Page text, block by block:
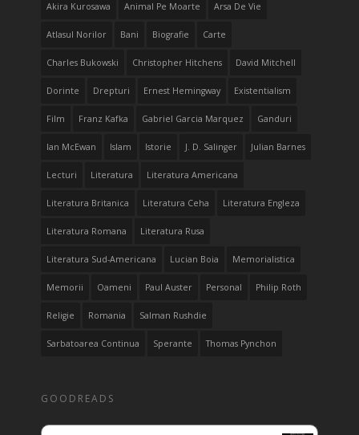
Akira Kurosawa Animal Pe Moarte Arsa De Vie
Atlasul Norilor Bani Biografie Carte
Charles Bukowski Christopher Hitchens David Mitchell
Dorinte Drepturi Ernest Hemingway Existentialism
Film Franz Kafka Gabriel Garcia Marquez Ganduri
Ian McEwan Islam Istorie J. D. Salinger Julian Barnes
Lecturi Literatura Literatura Americana
Literatura Britanica Literatura Ceha Literatura Engleza
Literatura Romana Literatura Rusa
Literatura Sud-Americana Lucian Boia Memorialistica
Memorii Oameni Paul Auster Personal Philip Roth
Religie Romania Salman Rushdie
Sarbatoarea Continua Sperante Thomas Pynchon
GOODREADS